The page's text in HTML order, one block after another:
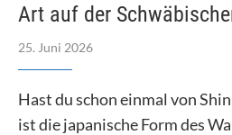
Art auf der
25. Juni 2026
Hast du schon einmal von
ist die japanische Form des